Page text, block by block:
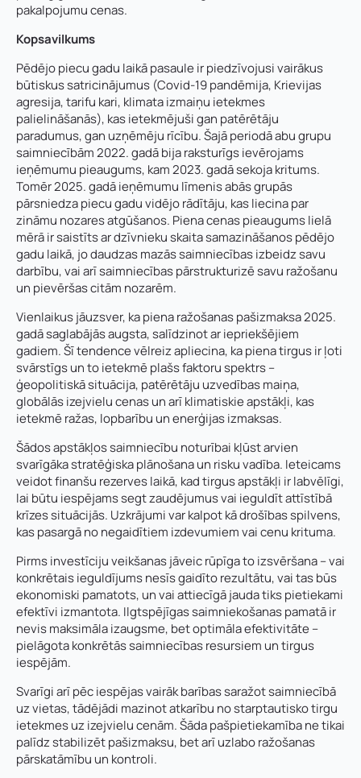
pakalpojumu cenas.
Kopsavilkums
Pēdējo piecu gadu laikā pasaule ir piedzīvojusi vairākus
būtiskus satricinājumus (Covid-19pandēmija, Krievijas
agresija, tarifu kari, klimata izmaiņu ietekmes
palielināšanās), kas ietekmējuši gan patērētāju
paradumus, gan uzņēmēju rīcību. Šajā periodā abu grupu
saimniecībām 2022. gadā bija raksturīgs ievērojams
ieņēmumu pieaugums, kam 2023. gadā sekoja kritums.
Tomēr 2025. gadā ieņēmumu līmenis abās grupās
pārsniedza piecu gadu vidējo rādītāju, kas liecina par
zināmu nozares atgūšanos. Piena cenas pieaugums lielā
mērā ir saistīts ar dzīvnieku skaita samazināšanos pēdējo
gadu laikā, jo daudzas mazās saimniecības izbeidz savu
darbību, vai arī saimniecības pārstrukturizē savu ražošanu
un pievēršas citām nozarēm.
Vienlaikus jāuzsver, ka piena ražošanas pašizmaksa 2025.
gadā saglabājās augsta, salīdzinot ar iepriekšējiem
gadiem. Šī tendence vēlreiz apliecina, ka piena tirgus ir ļoti
svārstīgs un to ietekmē plašs faktoru spektrs –
ģeopolitiskā situācija, patērētāju uzvedības maiņa,
globālās izejvielu cenas un arī klimatiskie apstākļi, kas
ietekmē ražas, lopbarību un enerģijas izmaksas.
Šādos apstākļos saimniecību noturībai kļūst arvien
svarīgāka stratēģiska plānošana un risku vadība. Ieteicams
veidot finanšu rezerves laikā, kad tirgus apstākļi ir labvēlīgi,
lai būtu iespējams segt zaudējumus vai ieguldīt attīstībā
krīzes situācijās. Uzkrājumi var kalpot kā drošības spilvens,
kas pasargā no negaidītiem izdevumiem vai cenu krituma.
Pirms investīciju veikšanas jāveic rūpīga to izsvēršana – vai
konkrētais ieguldījums nesīs gaidīto rezultātu, vai tas būs
ekonomiski pamatots, un vai attiecīgā jauda tiks pietiekami
efektīvi izmantota. Ilgtspējīgas saimniekošanas pamatā ir
nevis maksimāla izaugsme, bet optimāla efektivitāte –
pielāgota konkrētās saimniecības resursiem un tirgus
iespējām.
Svarīgi arī pēc iespējas vairāk barības saražot saimniecībā
uz vietas, tādējādi mazinot atkarību no starptautisko tirgu
ietekmes uz izejvielu cenām. Šāda pašpietiekamība ne tikai
palīdz stabilizēt pašizmaksu, bet arī uzlabo ražošanas
pārskatāmību un kontroli.